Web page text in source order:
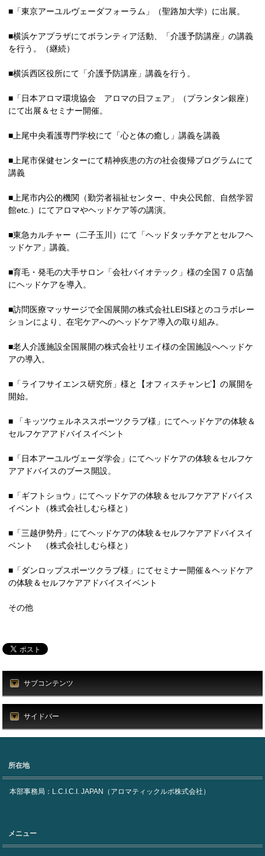
■「東京アーユルヴェーダフォーラム」（聖路加大学）に出展。
■横浜ケアプラザにてボランティア活動、「介護予防講座」の講義
を行う。（継続）
■横浜西区役所にて「介護予防講座」講義を行う。
■「日本アロマ環境協会 アロマの日フェア」（プランタン銀座）
にて出展＆セミナー開催。
■上尾中央看護専門学校にて「心と体の癒し」講義を講義
■上尾市保健センターにて精神疾患の方の社会復帰プログラムにて
講義
■上尾市内公的機関（勤労者福祉センター、中央公民館、自然学習
館etc.）にてアロマやヘッドケア等の講演。
■東急カルチャー（二子玉川）にて「ヘッドタッチケアとセルフヘ
ッドケア」講義。
■育毛・発毛の大手サロン「会社バイオテック」様の全国７０店舗
にヘッドケアを導入。
■訪問医療マッサージで全国展開の株式会社LEIS様とのコラボレー
ションにより、在宅ケアへのヘッドケア導入の取り組み。
■老人介護施設全国展開の株式会社リエイ様の全国施設へヘッドケ
アの導入。
■「ライフサイエンス研究所」様と【オフィスチャンピ】の展開を
開始。
■ 「キッツウェルネススポーツクラブ様」にてヘッドケアの体験＆
セルフケアアドバイスイベント
■「日本アーユルヴェーダ学会」にてヘッドケアの体験＆セルフケ
アアドバイスのブース開設。
■「ギフトショウ」にてヘッドケアの体験＆セルフケアアドバイス
イベント（株式会社しむら様と）
■「三越伊勢丹」にてヘッドケアの体験＆セルフケアアドバイスイ
ベント （株式会社しむら様と）
■「ダンロップスポーツクラブ様」にてセミナー開催＆ヘッドケア
の体験＆セルフケアアドバイスイベント
その他
サブコンテンツ
サイドバー
所在地
本部事務局：L.C.I.C.I. JAPAN（アロマティックルポ株式会社）
メニュー